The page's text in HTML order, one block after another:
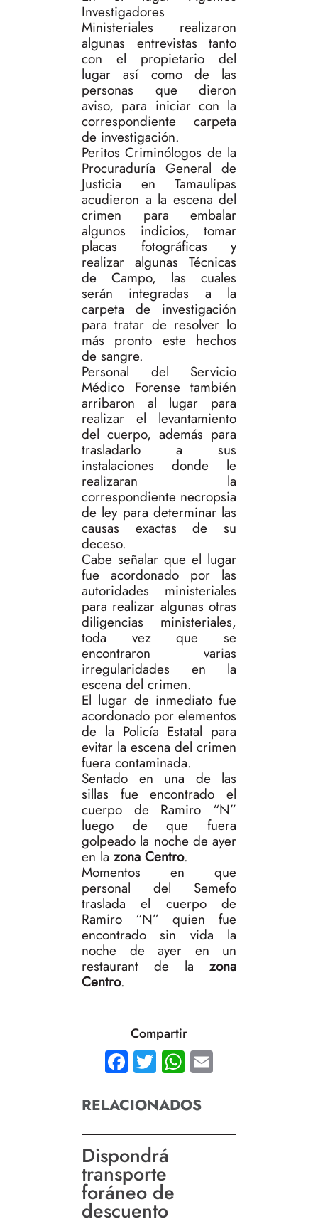
Investigadores
Ministeriales realizaron
algunas entrevistas tanto
con el propietario del
lugar así como de las
personas que dieron
aviso, para iniciar con la
correspondiente carpeta
de investigación.
Peritos Criminólogos de la
Procuraduría General de
Justicia en Tamaulipas
acudieron a la escena del
crimen para embalar
algunos indicios, tomar
placas fotográficas y
realizar algunas Técnicas
de Campo, las cuales
serán integradas a la
carpeta de investigación
para tratar de resolver lo
más pronto este hechos
de sangre.
Personal del Servicio
Médico Forense también
arribaron al lugar para
realizar el levantamiento
del cuerpo, además para
trasladarlo a sus
instalaciones donde le
realizaran la
correspondiente necropsia
de ley para determinar las
causas exactas de su
deceso.
Cabe señalar que el lugar
fue acordonado por las
autoridades ministeriales
para realizar algunas otras
diligencias ministeriales,
toda vez que se
encontraron varias
irregularidades en la
escena del crimen.
El lugar de inmediato fue
acordonado por elementos
de la Policía Estatal para
evitar la escena del crimen
fuera contaminada.
Sentado en una de las
sillas fue encontrado el
cuerpo de Ramiro “N”
luego de que fuera
golpeado la noche de ayer
en la zona Centro.
Momentos en que
personal del Semefo
traslada el cuerpo de
Ramiro “N” quien fue
encontrado sin vida la
noche de ayer en un
restaurant de la zona
Centro.
Compartir
Facebook
TwitterWhatsApp
RELACIONADOS
Dispondrá
transporte
foráneo de
descuento